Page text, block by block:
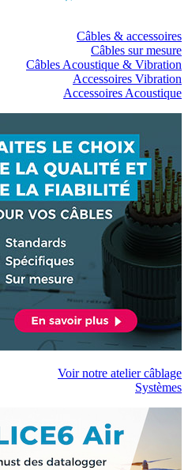
Câbles & accessoires
Câbles sur mesure
Câbles Acoustique & Vibration
Accessoires Vibration
Accessoires Acoustique
Voir notre atelier câblage
Systèmes